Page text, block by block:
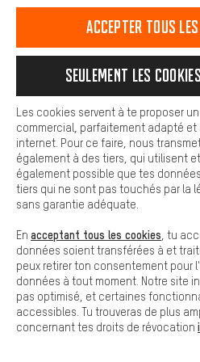
5€*.
Ne rate
Courriel
S’abonner à la
Nous analysons le succès de notre
continuellement. Si tu es déjà client chez
tes dernières commandes afin
rendre ainsi plus pertinente pour toi.
données
Nous pouvons ainsi mettre à
informations utiles. De plus, tu
facilement les bons produits.
facilement aux questions.
Cookies de base
Les cookies de base
fonctions de notre site web.
Accepter tous
Seulement les
Les cookies servent à te proposer
commercial, parfaitement adapté et
internet. Pour ce faire, nous
également à des tiers, qui utilisent
également possible que tes
tiers qui ne sont pas touchés par la
sans garantie adéquate.
En acceptant tous les cookies , tu
données soient transférées à et
peux retirer ton consentement pour
données à tout moment. Notre site
pas optimisé, et certaines
accessibles. Tu trouveras de plus
concernant tes droits de révocation